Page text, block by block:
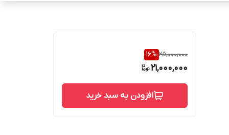
25,000,000
16%
21,000,000
افزودن به سبد خرید